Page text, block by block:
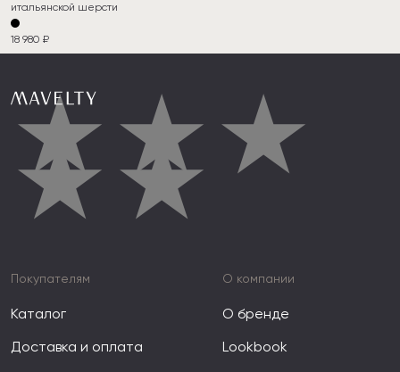
итальянской шерсти
18 980 ₽
★★★
★★
Покупателям
Каталог
Доставка и оплата
О компании
О бренде
Lookbook